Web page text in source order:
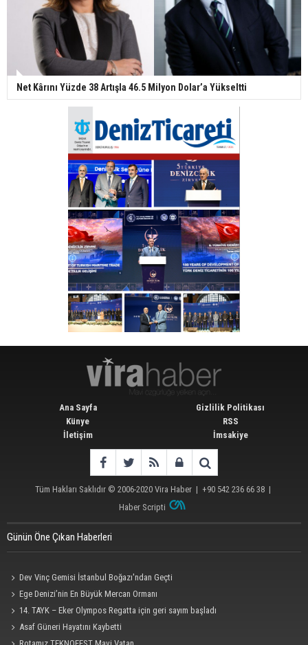
Net Kârını Yüzde 38 Artışla 46.5 Milyon Dolar’a Yükseltti
Ana Sayfa
Künye
İletişim
Gizlilik Politikası
RSS
İmsakiye
Tüm Hakları Saklıdır © 2006-2020 Vira Haber | +90 542 236 66 38 |
Haber Scripti
Günün Öne Çıkan Haberleri
Dev Vinç Gemisi İstanbul Boğazı'ndan Geçti
Ege Denizi’nin En Büyük Mercan Ormanı
14. TAYK – Eker Olympos Regatta için geri sayım başladı
Asaf Güneri Hayatını Kaybetti